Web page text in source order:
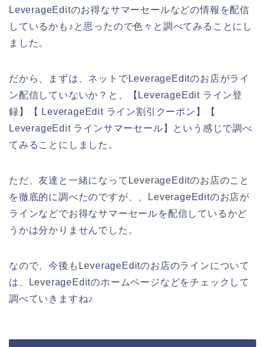
LeverageEditのお得なサマーセールなどの情報を配信
しているかも♪と思ったので色々と調べてみることにし
ました。
だから、まずは、ネットでLeverageEditのお店がライ
ン配信していないか？と、【LeverageEdit ライン登
録】【 LeverageEdit ライン割引クーポン】【
LeverageEdit ラインサマーセール】という感じで調べ
てみることにしました。
ただ、友達と一緒になってLeverageEditのお店のこと
を徹底的に調べたのですが、、LeverageEditのお店が
ラインなどでお得なサマーセールを配信しているかど
うかは分かりませんでした。
なので、今後もLeverageEditのお店のラインについて
は、LeverageEditのホームページなどをチェックして
調べていきますね♪